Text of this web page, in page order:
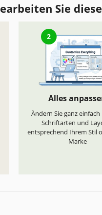
Sie
2
Alles
Ändern Sie ganz einfach
Schriftarten und
entsprechend Ihrem Stil
Marke